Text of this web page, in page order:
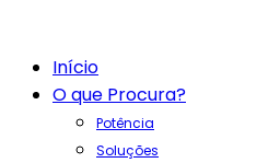
Início
O que Procura?
Potência
Soluções